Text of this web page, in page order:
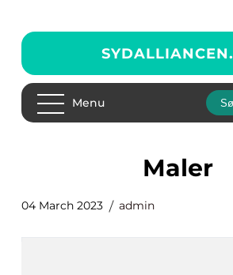
SYDALLIANCEN.
Menu
maler
04 March 2023 admin